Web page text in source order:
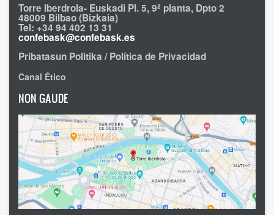
Torre Iberdrola- Euskadi Pl. 5, 9ª planta, Dpto 2
48009 Bilbao (Bizkaia)
Tel: +34 94 402 13 31
confebask@confebask.es
Pribatasun Politika / Política de Privacidad
Canal Ético
NON GAUDE